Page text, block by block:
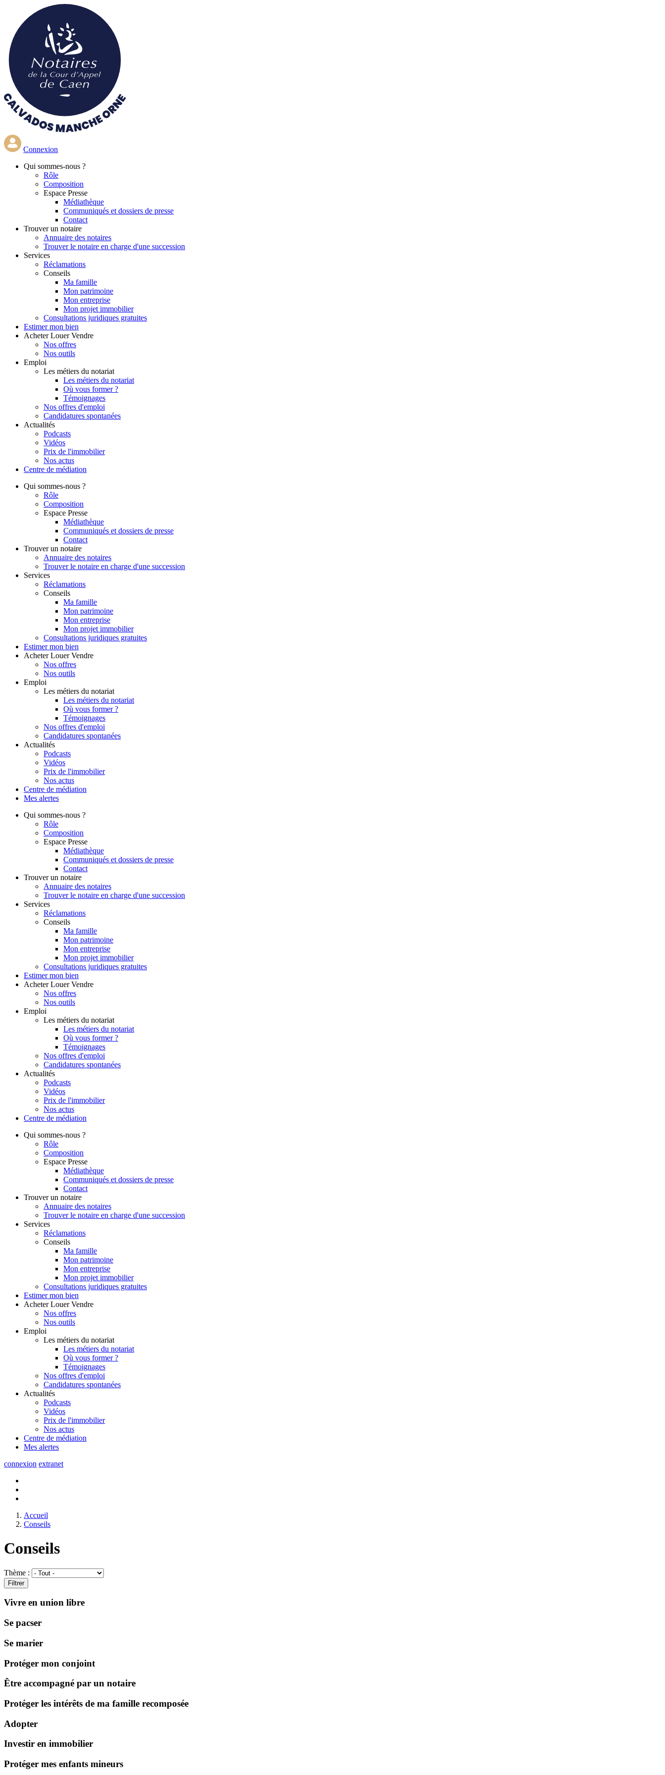
contenu
principal
Connexion
Qui sommes-nous ?
Rôle
Composition
Espace Presse
Médiathèque
Communiqués et dossiers de presse
Contact
Trouver un notaire
Annuaire des notaires
Trouver le notaire en charge d'une succession
Services
Réclamations
Conseils
Ma famille
Mon patrimoine
Mon entreprise
Mon projet immobilier
Consultations juridiques gratuites
Estimer mon bien
Acheter Louer Vendre
Nos offres
Nos outils
Emploi
Les métiers du notariat
Les métiers du notariat
Où vous former ?
Témoignages
Nos offres d'emploi
Candidatures spontanées
Actualités
Podcasts
Vidéos
Prix de l'immobilier
Nos actus
Centre de médiation
Qui sommes-nous ?
Rôle
Composition
Espace Presse
Médiathèque
Communiqués et dossiers de presse
Contact
Trouver un notaire
Annuaire des notaires
Trouver le notaire en charge d'une succession
Services
Réclamations
Conseils
Ma famille
Mon patrimoine
Mon entreprise
Mon projet immobilier
Consultations juridiques gratuites
Estimer mon bien
Acheter Louer Vendre
Nos offres
Nos outils
Emploi
Les métiers du notariat
Les métiers du notariat
Où vous former ?
Témoignages
Nos offres d'emploi
Candidatures spontanées
Actualités
Podcasts
Vidéos
Prix de l'immobilier
Nos actus
Centre de médiation
Mes alertes
Qui sommes-nous ?
Rôle
Composition
Espace Presse
Médiathèque
Communiqués et dossiers de presse
Contact
Trouver un notaire
Annuaire des notaires
Trouver le notaire en charge d'une succession
Services
Réclamations
Conseils
Ma famille
Mon patrimoine
Mon entreprise
Mon projet immobilier
Consultations juridiques gratuites
Estimer mon bien
Acheter Louer Vendre
Nos offres
Nos outils
Emploi
Les métiers du notariat
Les métiers du notariat
Où vous former ?
Témoignages
Nos offres d'emploi
Candidatures spontanées
Actualités
Podcasts
Vidéos
Prix de l'immobilier
Nos actus
Centre de médiation
Qui sommes-nous ?
Rôle
Composition
Espace Presse
Médiathèque
Communiqués et dossiers de presse
Contact
Trouver un notaire
Annuaire des notaires
Trouver le notaire en charge d'une succession
Services
Réclamations
Conseils
Ma famille
Mon patrimoine
Mon entreprise
Mon projet immobilier
Consultations juridiques gratuites
Estimer mon bien
Acheter Louer Vendre
Nos offres
Nos outils
Emploi
Les métiers du notariat
Les métiers du notariat
Où vous former ?
Témoignages
Nos offres d'emploi
Candidatures spontanées
Actualités
Podcasts
Vidéos
Prix de l'immobilier
Nos actus
Centre de médiation
Mes alertes
connexion extranet
Accueil
Conseils
Conseils
Thème :
Vivre en union libre
Se pacser
Se marier
Protéger mon conjoint
Être accompagné par un notaire
Protéger les intérêts de ma famille recomposée
Adopter
Investir en immobilier
Protéger mes enfants mineurs